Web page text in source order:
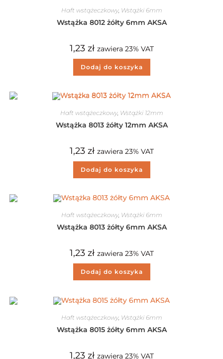
Haft wstążeczkowy, Wstążki 6mm
Wstążka 8012 żółty 6mm AKSA
1,23 zł zawiera 23% VAT
Dodaj do koszyka
Haft wstążeczkowy, Wstążki 12mm
Wstążka 8013 żółty 12mm AKSA
1,23 zł zawiera 23% VAT
Dodaj do koszyka
Haft wstążeczkowy, Wstążki 6mm
Wstążka 8013 żółty 6mm AKSA
1,23 zł zawiera 23% VAT
Dodaj do koszyka
Haft wstążeczkowy, Wstążki 6mm
Wstążka 8015 żółty 6mm AKSA
1,23 zł zawiera 23% VAT